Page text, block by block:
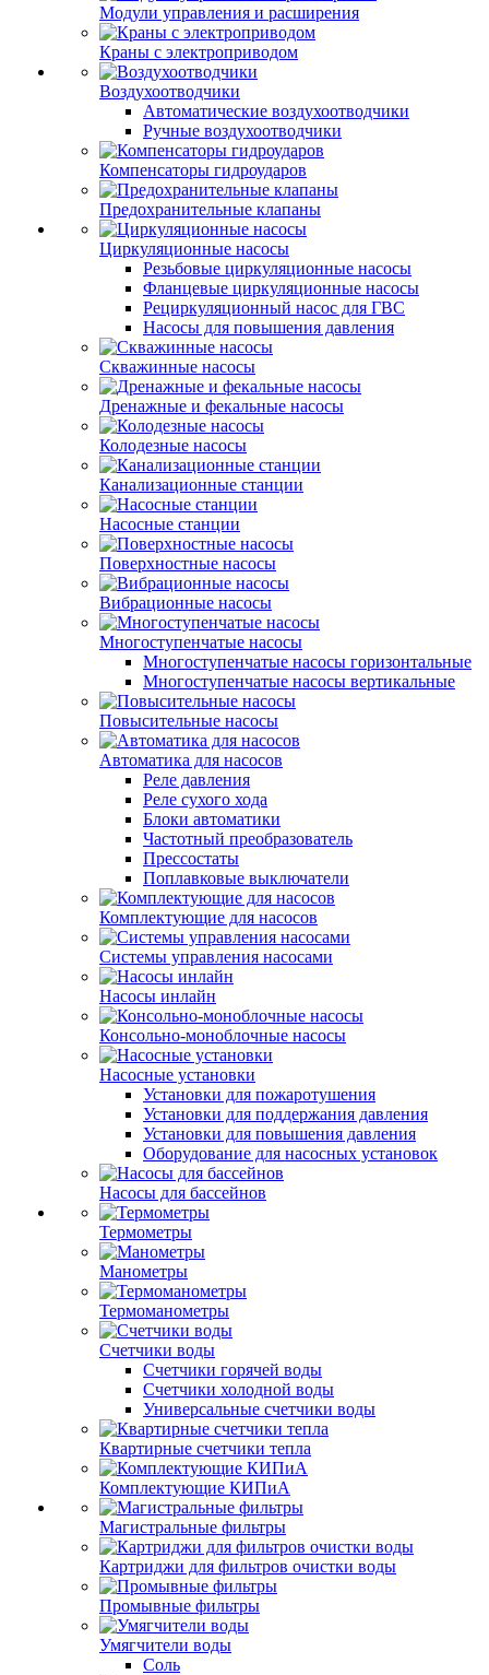
Модули управления и расширения
Краны с электроприводом
Воздухоотводчики
Автоматические воздухоотводчики
Ручные воздухоотводчики
Компенсаторы гидроударов
Предохранительные клапаны
Циркуляционные насосы
Резьбовые циркуляционные насосы
Фланцевые циркуляционные насосы
Рециркуляционный насос для ГВС
Насосы для повышения давления
Скважинные насосы
Дренажные и фекальные насосы
Колодезные насосы
Канализационные станции
Насосные станции
Поверхностные насосы
Вибрационные насосы
Многоступенчатые насосы
Многоступенчатые насосы горизонтальные
Многоступенчатые насосы вертикальные
Повысительные насосы
Автоматика для насосов
Реле давления
Реле сухого хода
Блоки автоматики
Частотный преобразователь
Прессостаты
Поплавковые выключатели
Комплектующие для насосов
Системы управления насосами
Насосы инлайн
Консольно-моноблочные насосы
Насосные установки
Установки для пожаротушения
Установки для поддержания давления
Установки для повышения давления
Оборудование для насосных установок
Насосы для бассейнов
Термометры
Манометры
Термоманометры
Счетчики воды
Счетчики горячей воды
Счетчики холодной воды
Универсальные счетчики воды
Квартирные счетчики тепла
Комплектующие КИПиА
Магистральные фильтры
Картриджи для фильтров очистки воды
Промывные фильтры
Умягчители воды
Соль